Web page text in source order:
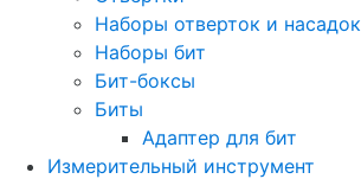
Наборы отверток и насадок
Наборы бит
Бит-боксы
Биты
Адаптер для бит
Измерительный инструмент